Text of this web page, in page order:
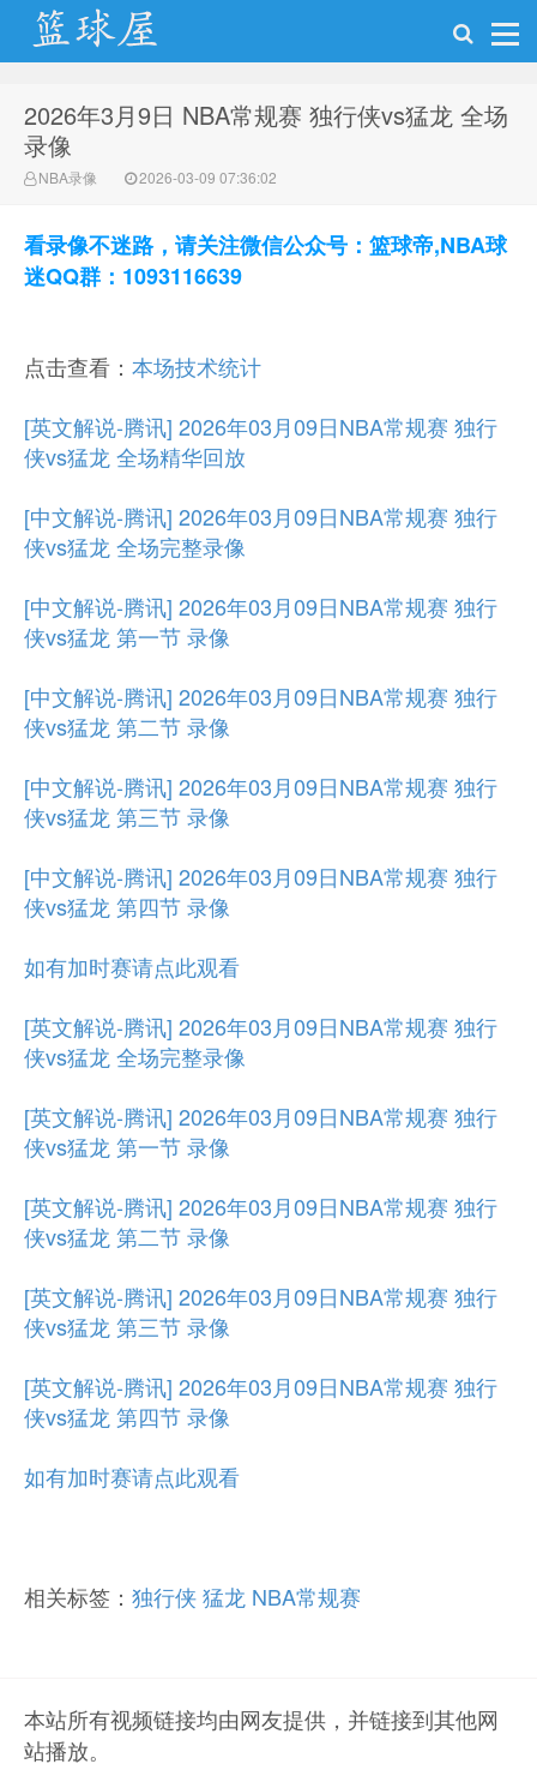
NBA录像网
2026年3月9日 NBA常规赛 独行侠vs猛龙 全场
录像
NBA录像 2026-03-09 07:36:02
看录像不迷路，请关注微信公众号：篮球帝,NBA球
迷QQ群：1093116639
点击查看： 本场技术统计
[英文解说-腾讯] 2026年03月09日NBA常规赛 独行
侠vs猛龙 全场精华回放
[中文解说-腾讯] 2026年03月09日NBA常规赛 独行
侠vs猛龙 全场完整录像
[中文解说-腾讯] 2026年03月09日NBA常规赛 独行
侠vs猛龙 第一节 录像
[中文解说-腾讯] 2026年03月09日NBA常规赛 独行
侠vs猛龙 第二节 录像
[中文解说-腾讯] 2026年03月09日NBA常规赛 独行
侠vs猛龙 第三节 录像
[中文解说-腾讯] 2026年03月09日NBA常规赛 独行
侠vs猛龙 第四节 录像
如有加时赛请点此观看
[英文解说-腾讯] 2026年03月09日NBA常规赛 独行
侠vs猛龙 全场完整录像
[英文解说-腾讯] 2026年03月09日NBA常规赛 独行
侠vs猛龙 第一节 录像
[英文解说-腾讯] 2026年03月09日NBA常规赛 独行
侠vs猛龙 第二节 录像
[英文解说-腾讯] 2026年03月09日NBA常规赛 独行
侠vs猛龙 第三节 录像
[英文解说-腾讯] 2026年03月09日NBA常规赛 独行
侠vs猛龙 第四节 录像
如有加时赛请点此观看
相关标签： 独行侠猛龙 NBA常规赛
本站所有视频链接均由网友提供，并链接到其他网
站播放。